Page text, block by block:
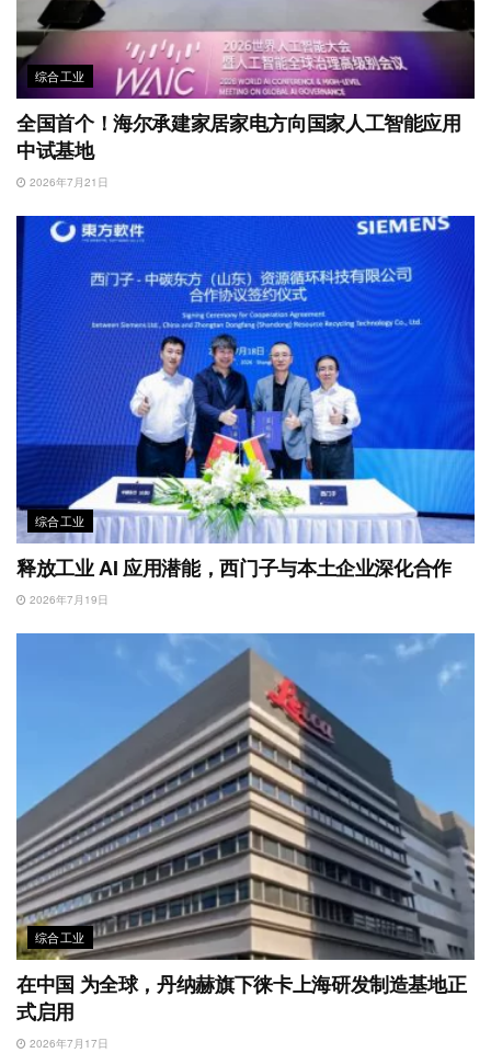
综合工业
全国首个！海尔承建家居家电方向国家人工智能应用
中试基地
2026年7月21日
综合工业
释放工业 AI 应用潜能，西门子与本土企业深化合作
2026年7月19日
综合工业
在中国 为全球，丹纳赫旗下徕卡上海研发制造基地正
式启用
2026年7月17日